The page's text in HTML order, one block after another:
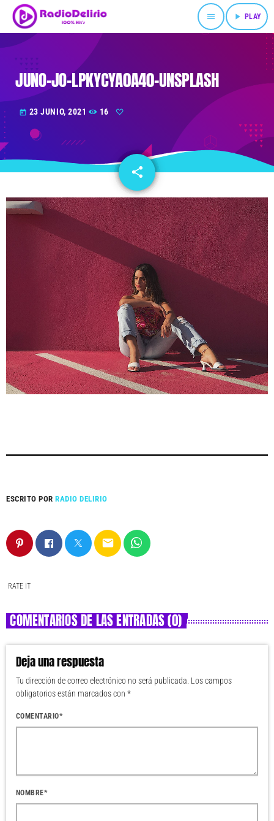
menu play_arrow PLAY
JUNO-JO-LPKYCYA0A40-UNSPLASH
today 23 JUNIO, 2021 16
share
email
ESCRITO PORRADIO DELIRIO
email
RATE IT
COMENTARIOS DE LAS ENTRADAS (0)
Deja una respuesta
Tu dirección de correo electrónico no será publicada. Los campos
obligatorios están marcados con *
COMENTARIO*
NOMBRE*